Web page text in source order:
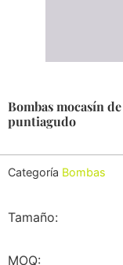
Bombas mocasín
puntiagudo
Categoría Bombas
Tamaño:
MOQ: